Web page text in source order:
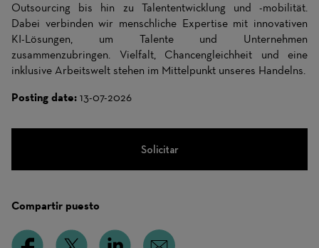
Outsourcing bis hin zu Talententwicklung und -mobilität.
Dabei verbinden wir menschliche Expertise mit innovativen
KI-Lösungen, um Talente und Unternehmen
zusammenzubringen. Vielfalt, Chancengleichheit und eine
inklusive Arbeitswelt stehen im Mittelpunkt unseres Handelns.
Posting date: 13-07-2026
Solicitar
Compartir puesto